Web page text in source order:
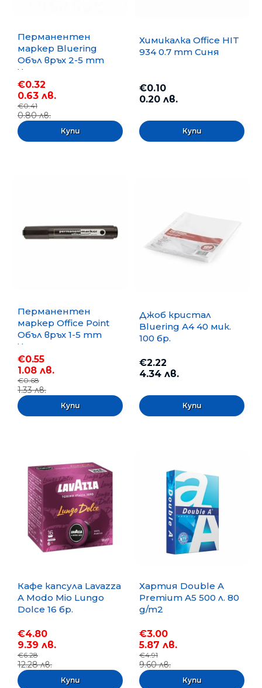
Перманентен
маркер Bluering
Объл връх 2-5 mm
Черен
€0.32
0.63 лв.
€0.41
0.80 лв.
Химикалка Office HIT
934 0.7 mm Синя
€0.10
0.20 лв.
Перманентен
маркер Office Point
Объл връх 1-5 mm
Черен
€0.55
1.08 лв.
€0.68
1.33 лв.
Джоб кристал
Bluering А4 40 мик.
100 бр.
€2.22
4.34 лв.
Кафе капсула Lavazza
A Modo Mio Lungo
Dolce 16 бр.
€4.80
9.39 лв.
€6.28
12.28 лв.
Хартия Double A
Premium A5 500 л. 80
g/m2
€3.00
5.87 лв.
€4.91
9.60 лв.